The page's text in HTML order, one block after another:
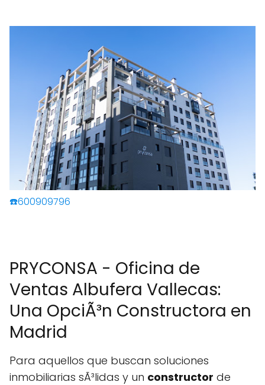
☎️600909796
PRYCONSA - Oficina de
Ventas Albufera Vallecas:
Una OpciÃ³n Constructora en
Madrid
Para aquellos que buscan soluciones
inmobiliarias sÃ³lidas y un constructor de